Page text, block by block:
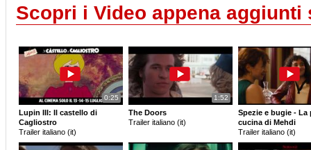
Scopri i Video appena aggiunti
0:25
Lupin III: Il castello di
Cagliostro
Trailer italiano (it)
1:52
The Doors
Trailer italiano (it)
Spezie e bugie - La
cucina di Mehdi
Trailer italiano (it)